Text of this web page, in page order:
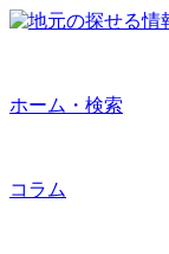
ホーム・検索
コラム